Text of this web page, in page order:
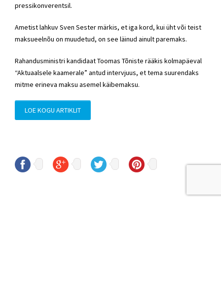
pressikonverentsil.
Ametist lahkuv Sven Sester märkis, et iga kord, kui üht või teist
maksueelnõu on muudetud, on see läinud ainult paremaks.
Rahandusministri kandidaat Toomas Tõniste rääkis kolmapäeval
“Aktuaalsele kaamerale” antud intervjuus, et tema suurendaks
mitme erineva maksu asemel käibemaksu.
LOE KOGU ARTIKLIT